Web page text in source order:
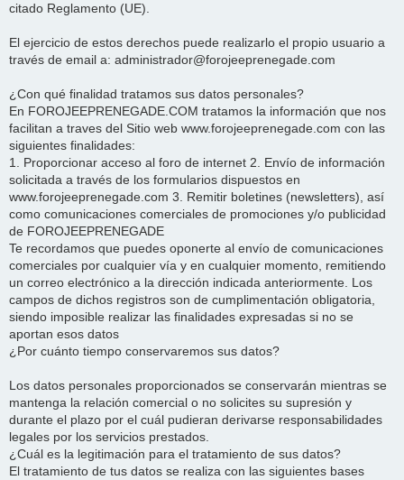
citado Reglamento (UE).
El ejercicio de estos derechos puede realizarlo el propio usuario a
través de email a: administrador@forojeeprenegade.com
¿Con qué finalidad tratamos sus datos personales?
En FOROJEEPRENEGADE.COM tratamos la información que nos
facilitan a traves del Sitio web www.forojeeprenegade.com con las
siguientes finalidades:
1. Proporcionar acceso al foro de internet 2. Envío de información
solicitada a través de los formularios dispuestos en
www.forojeeprenegade.com 3. Remitir boletines (newsletters), así
como comunicaciones comerciales de promociones y/o publicidad
de FOROJEEPRENEGADE
Te recordamos que puedes oponerte al envío de comunicaciones
comerciales por cualquier vía y en cualquier momento, remitiendo
un correo electrónico a la dirección indicada anteriormente. Los
campos de dichos registros son de cumplimentación obligatoria,
siendo imposible realizar las finalidades expresadas si no se
aportan esos datos
¿Por cuánto tiempo conservaremos sus datos?
Los datos personales proporcionados se conservarán mientras se
mantenga la relación comercial o no solicites su supresión y
durante el plazo por el cuál pudieran derivarse responsabilidades
legales por los servicios prestados.
¿Cuál es la legitimación para el tratamiento de sus datos?
El tratamiento de tus datos se realiza con las siguientes bases